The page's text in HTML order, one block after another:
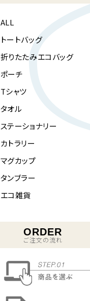
ALL
トートバッグ
折りたたみエコバッグ
ポーチ
Tシャツ
タオル
ステーショナリー
カトラリー
マグカップ
タンブラー
エコ雑貨
ORDER
ご注文の流れ